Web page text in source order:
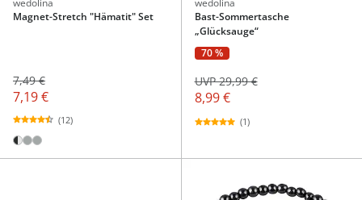
wedolina
Magnet-Stretch "Hämatit" Set
7,49 €
7,19 €
(12)
wedolina
Bast-Sommertasche
„Glücksauge“
70 %
8,99 €
UVP 29,99 €
(1)